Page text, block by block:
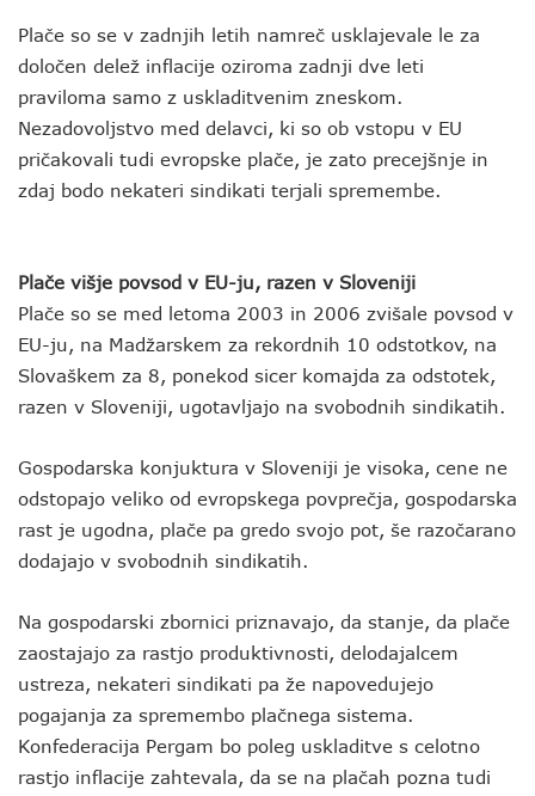
Plače so se v zadnjih letih namreč usklajevale le za
določen delež inflacije oziroma zadnji dve leti
praviloma samo z uskladitvenim zneskom.
Nezadovoljstvo med delavci, ki so ob vstopu v EU
pričakovali tudi evropske plače, je zato precejšnje in
zdaj bodo nekateri sindikati terjali spremembe.
Plače višje povsod v EU-ju, razen v Sloveniji
Plače so se med letoma 2003 in 2006 zvišale povsod v
EU-ju, na Madžarskem za rekordnih 10 odstotkov, na
Slovaškem za 8, ponekod sicer komajda za odstotek,
razen v Sloveniji, ugotavljajo na svobodnih sindikatih.
Gospodarska konjuktura v Sloveniji je visoka, cene ne
odstopajo veliko od evropskega povprečja, gospodarska
rast je ugodna, plače pa gredo svojo pot, še razočarano
dodajajo v svobodnih sindikatih.
Na gospodarski zbornici priznavajo, da stanje, da plače
zaostajajo za rastjo produktivnosti, delodajalcem
ustreza, nekateri sindikati pa že napovedujejo
pogajanja za spremembo plačnega sistema.
Konfederacija Pergam bo poleg uskladitve s celotno
rastjo inflacije zahtevala, da se na plačah pozna tudi